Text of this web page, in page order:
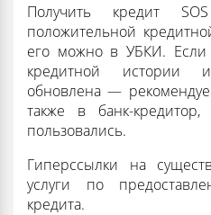
Получить кредит
положительной
его можно в УБКИ.
кредитной истории
обновлена ​​—
также в банк-
пользовались.
Гиперссылки на
услуги по
кредита.